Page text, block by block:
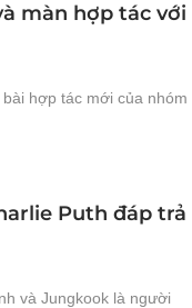
màn hợp tác với
hợp tác mới của nhóm
Puth đáp trả
và Jungkook là người